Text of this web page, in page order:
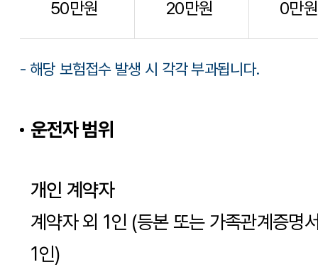
50만원 20만원 0만원
- 해당 보험접수 발생 시 각각 부과됩니다.
운전자 범위
개인 계약자
계약자 외 1인 (등본 또는 가족관계증명
1인)